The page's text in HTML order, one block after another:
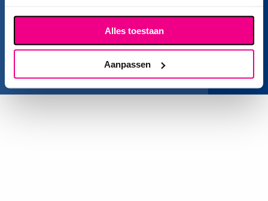
Alles toestaan
Aanpassen
© Alle rechten voorbehouden Organisatiesysteem
Cookiebeleid
Sitemap